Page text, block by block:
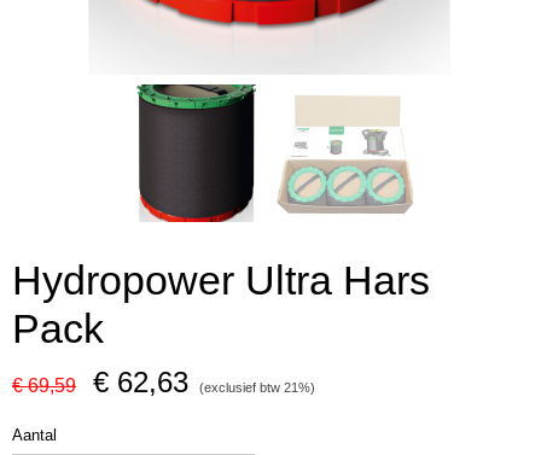
Hydropower Ultra Hars
Pack
€ 69,59 € 62,63 (exclusief btw 21%)
Aantal